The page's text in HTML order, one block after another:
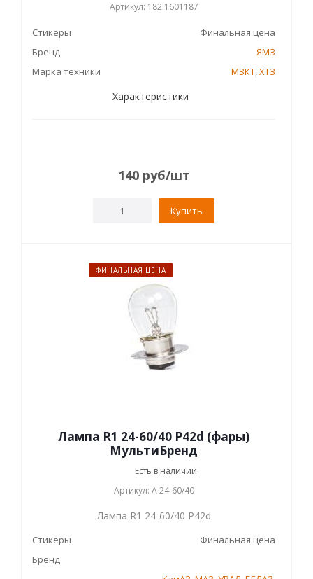
Артикул: 182.1601187
Стикеры
Финальная цена
Бренд
ЯМЗ
Марка техники
МЗКТ,ХТЗ
Характеристики
140 руб/шт
Купить
ФИНАЛЬНАЯ ЦЕНА
Лампа R1 24-60/40 P42d (фары)
МультиБренд
Есть в наличии
Артикул: А 24-60/40
Лампа R1 24-60/40 P42d
Стикеры
Финальная цена
Бренд